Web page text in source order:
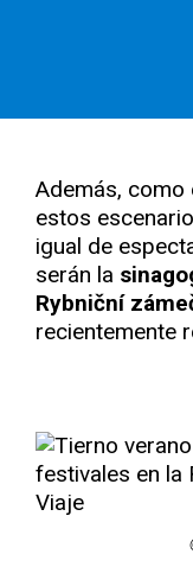
Además, como
estos
igual de
serán la
Rybniční
recientemente